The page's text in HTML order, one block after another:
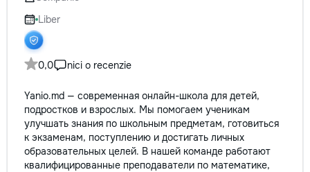
не включается? Не спешите
покупать новую! Спасем ваш
бюджет.
Liber
0,0 nici o recenzie
Yanio.md — современная онлайн-школа для детей,
подростков и взрослых. Мы помогаем ученикам
улучшать знания по школьным предметам, готовиться
к экзаменам, поступлению и достигать личных
образовательных целей. В нашей команде работают
квалифицированные преподаватели по математике,